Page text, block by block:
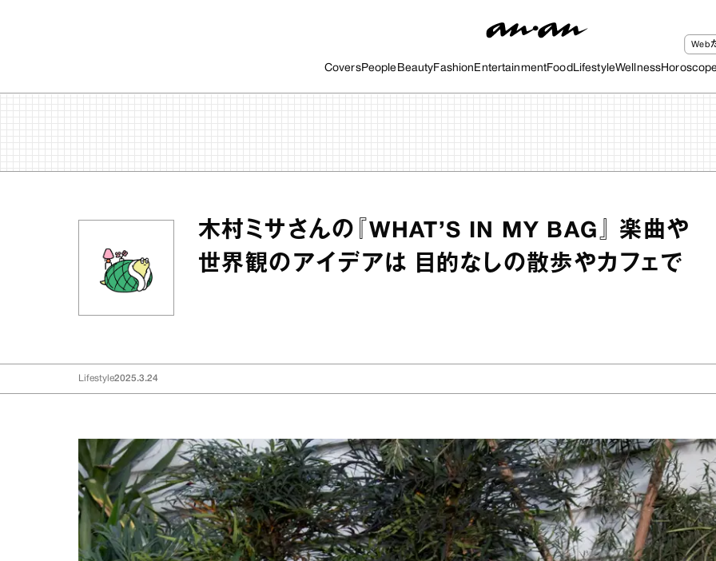
CoversPeople BeautyFashion EntertainmentFood LifestyleWellness
Web
木村ミサさんの『WHAT’S IN MY BAG』 楽曲や
世界観のアイデアは 目的なしの散歩やカフェで
Lifestyle2025.3.24